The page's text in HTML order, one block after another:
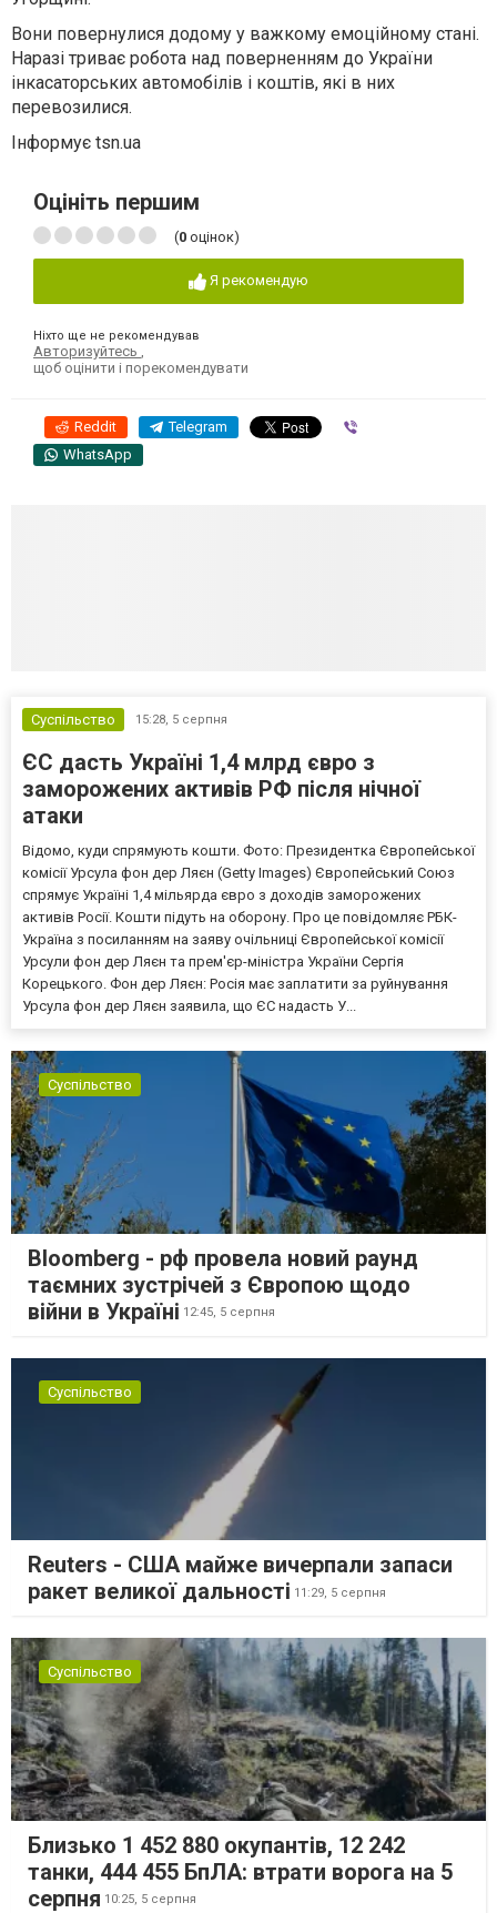
Вони повернулися додому у важкому емоційному стані.
Наразі триває робота над поверненням до України
інкасаторських автомобілів і коштів, які в них
перевозилися.
Інформує tsn.ua
Оцініть першим
(0 оцінок)
Я рекомендую
Ніхто ще не рекомендував
Авторизуйтесь ,
щоб оцінити і порекомендувати
Reddit Telegram
WhatsApp
Суспільство 15:28, 5 серпня
ЄС дасть Україні 1,4 млрд євро з
заморожених активів РФ після нічної
атаки
Відомо, куди спрямують кошти. Фото: Президентка Європейської
комісії Урсула фон дер Ляєн (Getty Images) Європейський Союз
спрямує Україні 1,4 мільярда євро з доходів заморожених
активів Росії. Кошти підуть на оборону. Про це повідомляє РБК-
Україна з посиланням на заяву очільниці Європейської комісії
Урсули фон дер Ляєн та прем'єр-міністра України Сергія
Корецького. Фон дер Ляєн: Росія має заплатити за руйнування
Урсула фон дер Ляєн заявила, що ЄС надасть У...
Суспільство
Bloomberg - рф провела новий раунд
таємних зустрічей з Європою щодо
війни в Україні 12:45, 5 серпня
Суспільство
Reuters - США майже вичерпали запаси
ракет великої дальності 11:29, 5 серпня
Суспільство
Близько 1 452 880 окупантів, 12 242
танки, 444 455 БпЛА: втрати ворога на 5
серпня 10:25, 5 серпня